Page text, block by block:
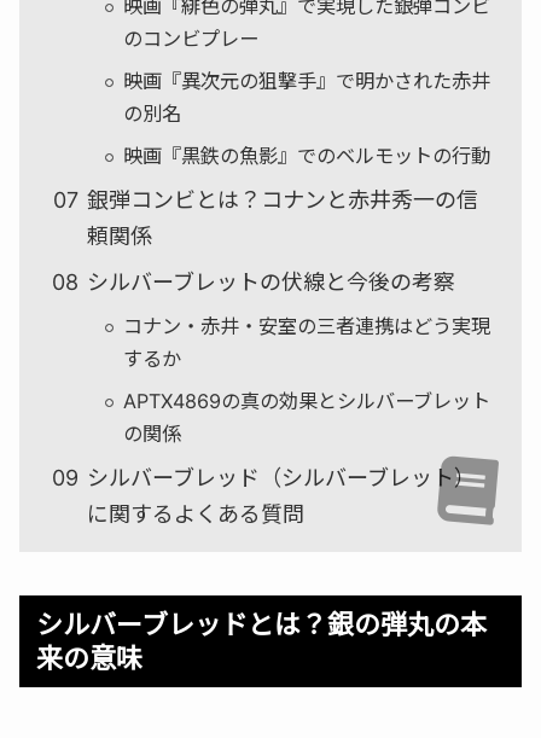
映画『緋色の弾丸』で実現した銀弾コンビ
のコンビプレー
映画『異次元の狙撃手』で明かされた赤井
の別名
映画『黒鉄の魚影』でのベルモットの行動
銀弾コンビとは？コナンと赤井秀一の信
頼関係
シルバーブレットの伏線と今後の考察
コナン・赤井・安室の三者連携はどう実現
するか
APTX4869の真の効果とシルバーブレット
の関係
シルバーブレッド（シルバーブレット）
に関するよくある質問
シルバーブレッドとは？銀の弾丸の本
来の意味